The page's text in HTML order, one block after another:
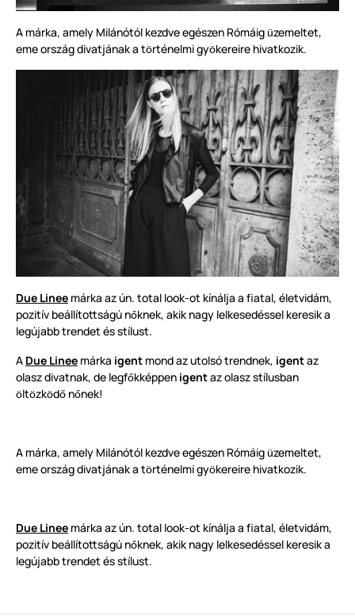
A márka, amely Milánótól kezdve egészen Rómáig üzemeltet,
eme ország divatjának a történelmi gyökereire hivatkozik.
Due Linee márka az ún. total look-ot kínálja a fiatal, életvidám,
pozitív beállítottságú nőknek, akik nagy lelkesedéssel keresik a
legújabb trendet és stílust.
A Due Linee márka igent mond az utolsó trendnek, igentaz
olasz divatnak, de legfőkképpen igentaz olasz stílusban
öltözködő nőnek!
A márka, amely Milánótól kezdve egészen Rómáig üzemeltet,
eme ország divatjának a történelmi gyökereire hivatkozik.
Due Linee márka az ún. total look-ot kínálja a fiatal, életvidám,
pozitív beállítottságú nőknek, akik nagy lelkesedéssel keresik a
legújabb trendet és stílust.